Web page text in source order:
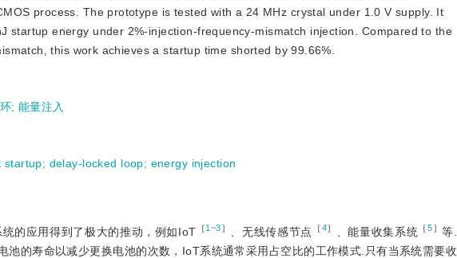
process. The prototype is tested with a 24 MHz crystal under 1.0 V supply. It
startup energy under 2%-injection-frequency-mismatch injection. Compared to the
this work achieves a startup time shorted by 99.66%.
;能量注入
startup; delay-locked loop; energy injection
的应用得到了极大的推动，例如IoT ［1~3］ 、无线传感节点 ［4］ 、能量收集系统 ［5］等.
的寿命以减少更换电池的次数，IoT系统通常采用占空比的工作模式.只有当系统需要收